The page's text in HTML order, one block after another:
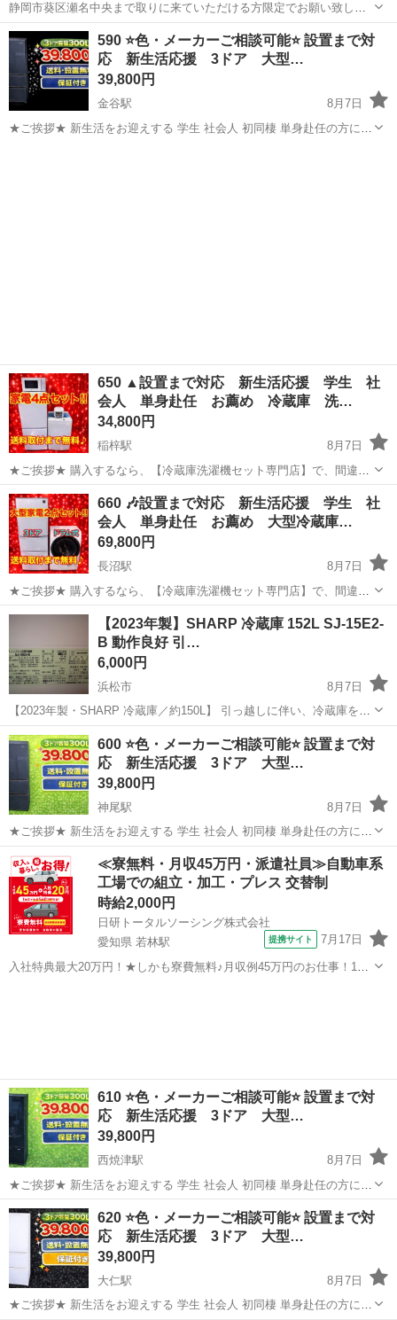
静岡市葵区瀬名中央まで取りに来ていただける方限定でお願い致しま
す 古いですが動いています
静岡 静岡市 草薙駅 キッチン家電 ドア
590 ⭐️色・メーカーご相談可能⭐️ 設置まで対
応 新生活応援 3ドア 大型…
39,800円
金谷駅
8月7日
★ご挨拶★ 新生活をお迎えする 学生 社会人 初同棲 単身赴任の方に、
650 ▲設置まで対応 新生活応援 学生 社
会人 単身赴任 お薦め 冷蔵庫 洗…
34,800円
稲梓駅
8月7日
★ご挨拶★ 購入するなら、【冷蔵庫洗濯機セット専門店】で、間違い
なし！！ 販売セット台数年間 3000台販売実績 新生活をお迎えする 学
生 社会人 初同棲 単身赴任の方に、大好評のセットになっておりま
す。 【階段運...
静岡 賀茂郡 稲梓駅 キッチン家電 単身赴任
660 🎶設置まで対応 新生活応援 学生 社
会人 単身赴任 お薦め 大型冷蔵庫…
69,800円
長沼駅
8月7日
★ご挨拶★ 購入するなら、【冷蔵庫洗濯機セット専門店】で、間違い
なし！！ 販売セット台数年間 3000台販売実績 新生活をお迎えする 学
生 社会人 初同棲 単身赴任の方に、大好評のセットになっておりま
静岡 静岡市 長沼駅 キッチン家電 ドラム式洗濯機
【2023年製】SHARP 冷蔵庫 152L SJ-15E2-
B 動作良好 引…
6,000円
浜松市
8月7日
【2023年製・SHARP 冷蔵庫／約150L】 引っ越しに伴い、冷蔵庫をお
譲りします！ 2023年製で、冷蔵・冷凍ともに問題なく使用できていま
す。 一人暮らし用として使いやすいサイズです◎ 【注意点】 下段の
冷凍室（...
静岡 浜松市 キッチン家電
600 ⭐️色・メーカーご相談可能⭐️ 設置まで対
応 新生活応援 3ドア 大型…
39,800円
神尾駅
8月7日
★ご挨拶★ 新生活をお迎えする 学生 社会人 初同棲 単身赴任の方に、
大好評の3ドア大型冷蔵庫になります。 【階段運搬】追加料金なし
【送料設置込み】 当ショップの家電は、大手不動産の家電付きアパー
トに設置する予定...
静岡 島田市 神尾駅 キッチン家電 商品
≪寮無料・月収45万円・派遣社員≫自動車系
工場での組立・加工・プレス 交替制
時給2,000円
日研トータルソーシング株式会社
愛知県 若林駅
提携サイト 7月17日
入社特典最大20万円！★しかも寮費無料♪月収例45万円のお仕事！1年
610 ⭐️色・メーカーご相談可能⭐️ 設置まで対
応 新生活応援 3ドア 大型…
39,800円
西焼津駅
8月7日
★ご挨拶★ 新生活をお迎えする 学生 社会人 初同棲 単身赴任の方に、
大好評の3ドア大型冷蔵庫になります。 【階段運搬】追加料金なし
【送料設置込み】 当ショップの家電は、大手不動産の家電付きアパー
トに設置する予定...
静岡 藤枝市 西焼津駅 キッチン家電 商品
620 ⭐️色・メーカーご相談可能⭐️ 設置まで対
応 新生活応援 3ドア 大型…
39,800円
大仁駅
8月7日
★ご挨拶★ 新生活をお迎えする 学生 社会人 初同棲 単身赴任の方に、